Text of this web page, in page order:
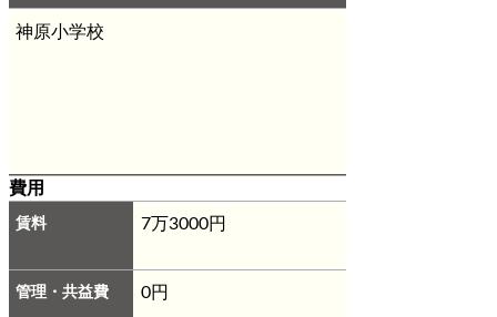
神原小学校
費用
賃料 7万3000円
管理・共益費 0円